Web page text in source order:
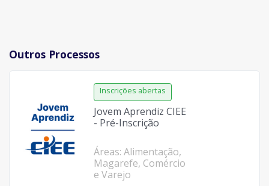
Outros Processos
Jovem Aprendiz CIEE
- Pré-Inscrição
Áreas: Alimentação,
Magarefe, Comércio
e Varejo